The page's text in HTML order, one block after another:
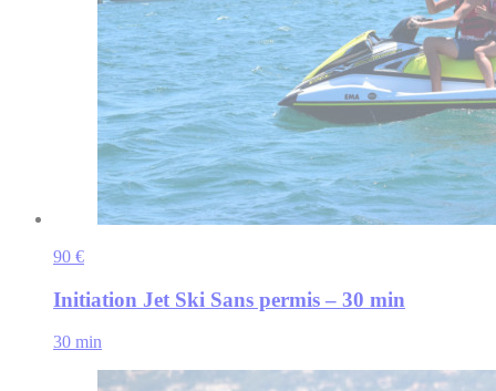
90 €
Initiation Jet Ski Sans permis – 30 min
30 min